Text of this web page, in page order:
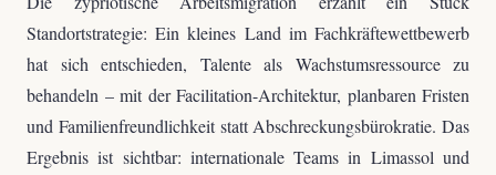
Standortstrategie: Ein kleines Land im Fachkräftewettbewerb
hat sich entschieden, Talente als Wachstumsressource zu
behandeln – mit der Facilitation-Architektur, planbaren Fristen
und Familienfreundlichkeit statt Abschreckungsbürokratie. Das
Ergebnis ist sichtbar: internationale Teams in Limassol und